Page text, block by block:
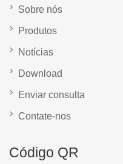
Sobre nós
Produtos
Notícias
Download
Enviar consulta
Contate-nos
Código QR